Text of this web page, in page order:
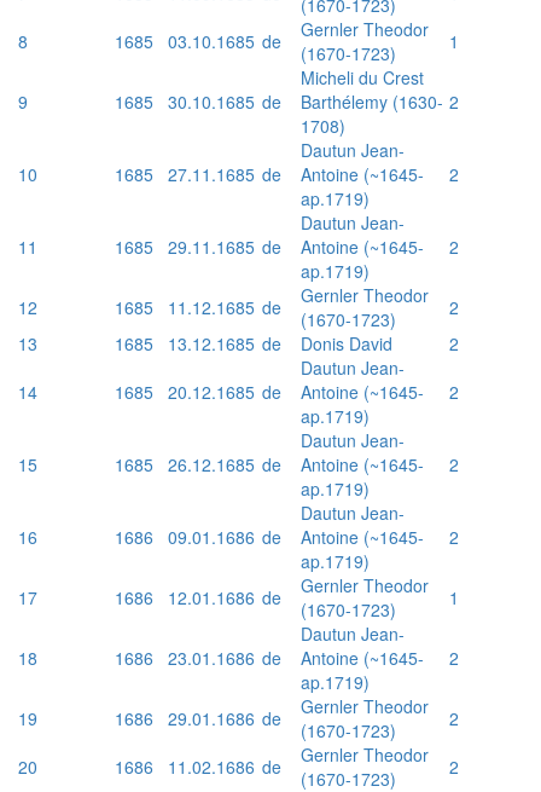
8
1685 03.10.1685 de
Gernler Theodor
(1670-1723)
1
9 1685 30.10.1685 de
Micheli du Crest
Barthélemy (1630-
1708)
2
10 1685 27.11.1685 de
Dautun Jean-
Antoine (~1645-
ap.1719)
2
11 1685 29.11.1685 de
Dautun Jean-
Antoine (~1645-
ap.1719)
2
12 1685 11.12.1685 de
Gernler Theodor
(1670-1723)
2
13
1685 13.12.1685 de Donis David
2
14
1685 20.12.1685 de
Dautun Jean-
Antoine (~1645-
ap.1719)
2
15 1685 26.12.1685 de
Dautun Jean-
Antoine (~1645-
ap.1719)
2
16 1686 09.01.1686 de
Dautun Jean-
Antoine (~1645-
ap.1719)
2
17 1686 12.01.1686 de
Gernler Theodor
(1670-1723)
1
18 1686 23.01.1686 de
Dautun Jean-
Antoine (~1645-
ap.1719)
2
19 1686 29.01.1686 de
Gernler Theodor
(1670-1723)
2
20
1686 11.02.1686 de
Gernler Theodor
(1670-1723)
2